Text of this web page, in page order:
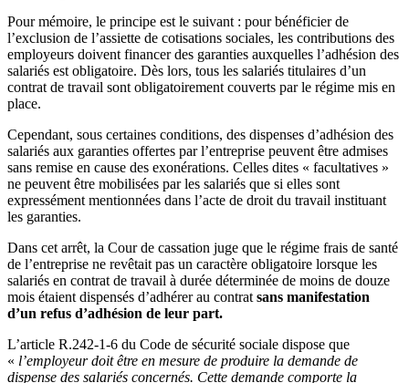
Pour mémoire, le principe est le suivant : pour bénéficier de
l’exclusion de l’assiette de cotisations sociales, les contributions des
employeurs doivent financer des garanties auxquelles l’adhésion des
salariés est obligatoire. Dès lors, tous les salariés titulaires d’un
contrat de travail sont obligatoirement couverts par le régime mis en
place.
Cependant, sous certaines conditions, des dispenses d’adhésion des
salariés aux garanties offertes par l’entreprise peuvent être admises
sans remise en cause des exonérations. Celles dites « facultatives »
ne peuvent être mobilisées par les salariés que si elles sont
expressément mentionnées dans l’acte de droit du travail instituant
les garanties.
Dans cet arrêt, la Cour de cassation juge que le régime frais de santé
de l’entreprise ne revêtait pas un caractère obligatoire lorsque les
salariés en contrat de travail à durée déterminée de moins de douze
mois étaient dispensés d’adhérer au contrat sans manifestation
d’un refus d’adhésion de leur part.
L’article R.242-1-6 du Code de sécurité sociale dispose que
« l’employeur doit être en mesure de produire la demande de
dispense des salariés concernés. Cette demande comporte la